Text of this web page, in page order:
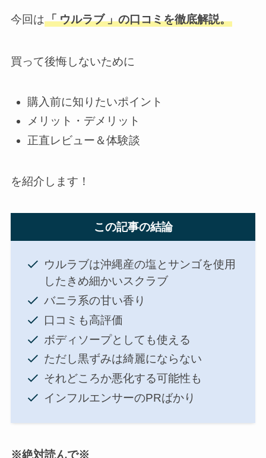
今回は「ウルラブ」の口コミを徹底解説。
買って後悔しないために
購入前に知りたいポイント
メリット・デメリット
正直レビュー＆体験談
を紹介します！
この記事の結論
ウルラブは沖縄産の塩とサンゴを使用
したきめ細かいスクラブ
バニラ系の甘い香り
口コミも高評価
ボディソープとしても使える
ただし黒ずみは綺麗にならない
それどころか悪化する可能性も
インフルエンサーのPRばかり
※絶対読んで※